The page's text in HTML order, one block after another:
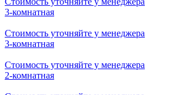
Стоимость уточняйте у менеджера
2-комнатная
Стоимость уточняйте у менеджера
2-комнатная
Стоимость уточняйте у менеджера
2-комнатная